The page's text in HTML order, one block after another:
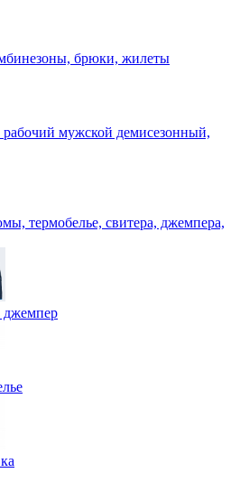
брюки, жилеты
мужской демисезонный,
термобелье, свитера, джемпера,
джемпер